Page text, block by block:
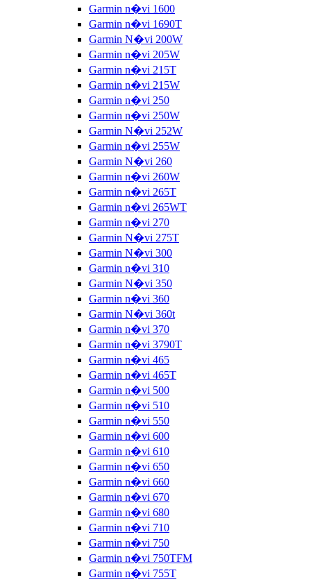
Garmin n�vi 1600
Garmin n�vi 1690T
Garmin N�vi 200W
Garmin n�vi 205W
Garmin n�vi 215T
Garmin n�vi 215W
Garmin n�vi 250
Garmin n�vi 250W
Garmin N�vi 252W
Garmin n�vi 255W
Garmin N�vi 260
Garmin n�vi 260W
Garmin n�vi 265T
Garmin n�vi 265WT
Garmin n�vi 270
Garmin N�vi 275T
Garmin N�vi 300
Garmin n�vi 310
Garmin N�vi 350
Garmin n�vi 360
Garmin N�vi 360t
Garmin n�vi 370
Garmin n�vi 3790T
Garmin n�vi 465
Garmin n�vi 465T
Garmin n�vi 500
Garmin n�vi 510
Garmin n�vi 550
Garmin n�vi 600
Garmin n�vi 610
Garmin n�vi 650
Garmin n�vi 660
Garmin n�vi 670
Garmin n�vi 680
Garmin n�vi 710
Garmin n�vi 750
Garmin n�vi 750TFM
Garmin n�vi 755T